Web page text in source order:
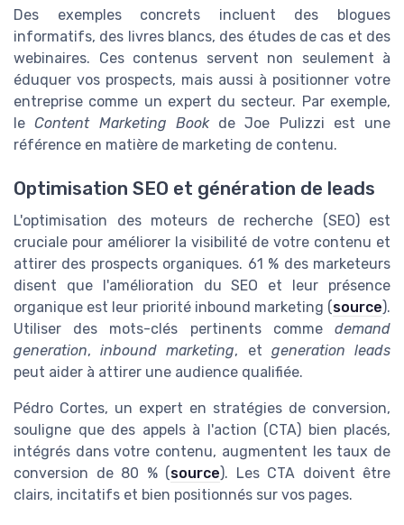
Des exemples concrets incluent des blogues
informatifs, des livres blancs, des études de cas et des
webinaires. Ces contenus servent non seulement à
éduquer vos prospects, mais aussi à positionner votre
entreprise comme un expert du secteur. Par exemple,
leContent Marketing Bookde Joe Pulizzi est une
référence en matière de marketing de contenu.
Optimisation SEO et génération de leads
L'optimisation des moteurs de recherche (SEO) est
cruciale pour améliorer la visibilité de votre contenu et
attirer des prospects organiques. 61 % des marketeurs
disent que l'amélioration du SEO et leur présence
organique est leur priorité inbound marketing (source).
Utiliser des mots-clés pertinents comme demand
generation,inbound marketing, et generation leads
peut aider à attirer une audience qualifiée.
Pédro Cortes, un expert en stratégies de conversion,
souligne que des appels à l'action (CTA) bien placés,
intégrés dans votre contenu, augmentent les taux de
conversion de 80 % (source). Les CTA doivent être
clairs, incitatifs et bien positionnés sur vos pages.